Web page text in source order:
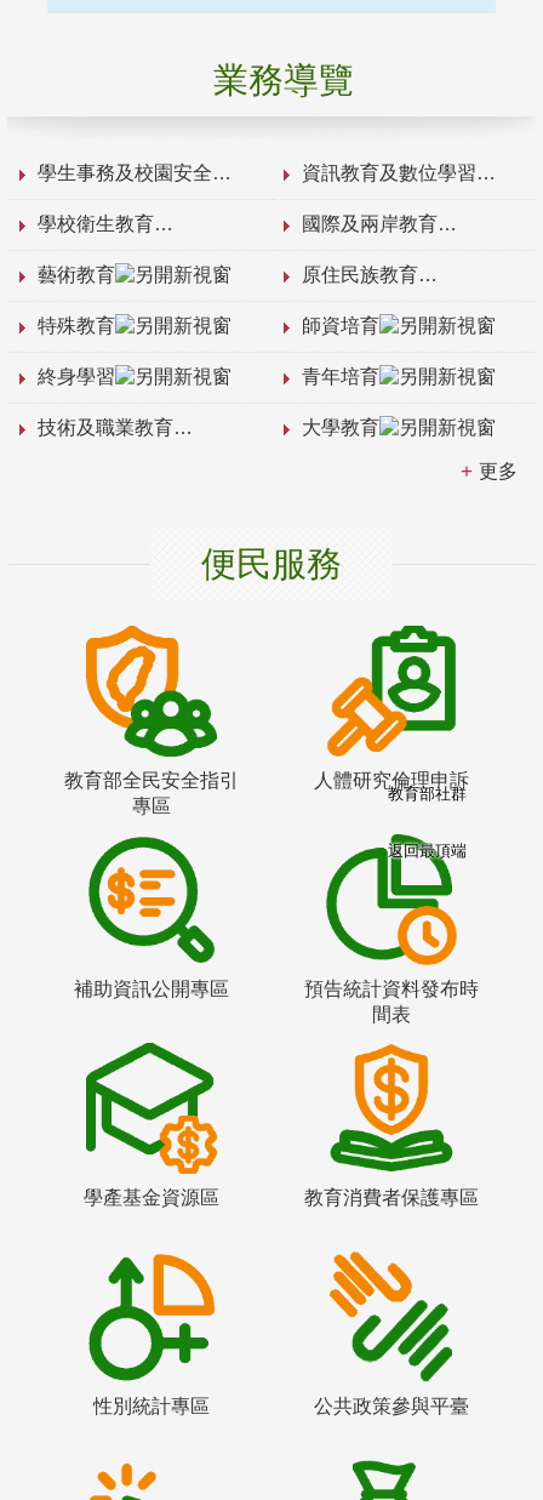
業務導覽
學生事務及校園安全 資訊教育及數位學習
學校衛生教育 國際及兩岸教育
藝術教育 原住民族教育
特殊教育 師資培育
終身學習 青年培育
技術及職業教育 大學教育
更多
便民服務
教育部全民安全指引
專區
人體研究倫理申訴
補助資訊公開專區
預告統計資料發布時
間表
學產基金資源區 教育消費者保護專區
性別統計專區 公共政策參與平臺
教育部社群
返回最頂端